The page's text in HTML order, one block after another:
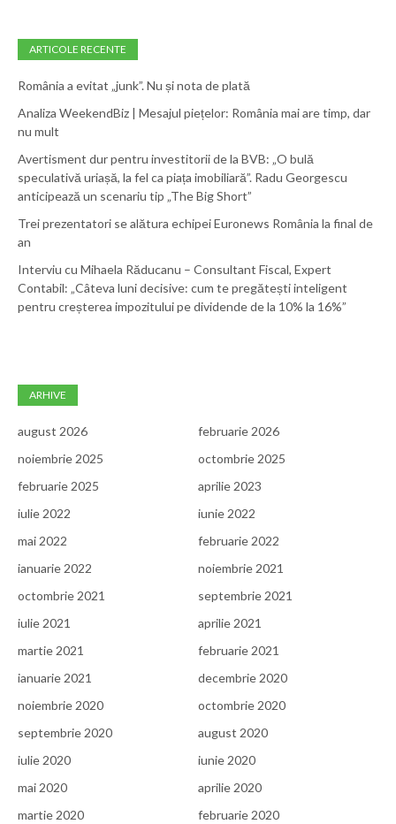
ARTICOLE RECENTE
România a evitat „junk”. Nu și nota de plată
Analiza WeekendBiz | Mesajul piețelor: România mai are timp, dar
nu mult
Avertisment dur pentru investitorii de la BVB: „O bulă
speculativă uriașă, la fel ca piața imobiliară”. Radu Georgescu
anticipează un scenariu tip „The Big Short”
Trei prezentatori se alătura echipei Euronews România la final de
an
Interviu cu Mihaela Răducanu – Consultant Fiscal, Expert
Contabil: „Câteva luni decisive: cum te pregătești inteligent
pentru creșterea impozitului pe dividende de la 10% la 16%”
ARHIVE
august 2026
februarie 2026
noiembrie 2025
octombrie 2025
februarie 2025
aprilie 2023
iulie 2022
iunie 2022
mai 2022
februarie 2022
ianuarie 2022
noiembrie 2021
octombrie 2021
septembrie 2021
iulie 2021
aprilie 2021
martie 2021
februarie 2021
ianuarie 2021
decembrie 2020
noiembrie 2020
octombrie 2020
septembrie 2020
august 2020
iulie 2020
iunie 2020
mai 2020
aprilie 2020
martie 2020
februarie 2020